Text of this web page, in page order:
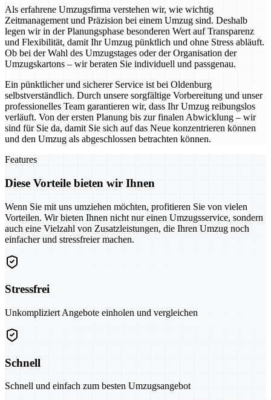
Als erfahrene Umzugsfirma verstehen wir, wie wichtig
Zeitmanagement und Präzision bei einem Umzug sind. Deshalb
legen wir in der Planungsphase besonderen Wert auf Transparenz
und Flexibilität, damit Ihr Umzug pünktlich und ohne Stress abläuft.
Ob bei der Wahl des Umzugstages oder der Organisation der
Umzugskartons – wir beraten Sie individuell und passgenau.
Ein pünktlicher und sicherer Service ist bei Oldenburg
selbstverständlich. Durch unsere sorgfältige Vorbereitung und unser
professionelles Team garantieren wir, dass Ihr Umzug reibungslos
verläuft. Von der ersten Planung bis zur finalen Abwicklung – wir
sind für Sie da, damit Sie sich auf das Neue konzentrieren können
und den Umzug als abgeschlossen betrachten können.
Features
Diese Vorteile bieten wir Ihnen
Wenn Sie mit uns umziehen möchten, profitieren Sie von vielen
Vorteilen. Wir bieten Ihnen nicht nur einen Umzugsservice, sondern
auch eine Vielzahl von Zusatzleistungen, die Ihren Umzug noch
einfacher und stressfreier machen.
Stressfrei
Unkompliziert Angebote einholen und vergleichen
Schnell
Schnell und einfach zum besten Umzugsangebot